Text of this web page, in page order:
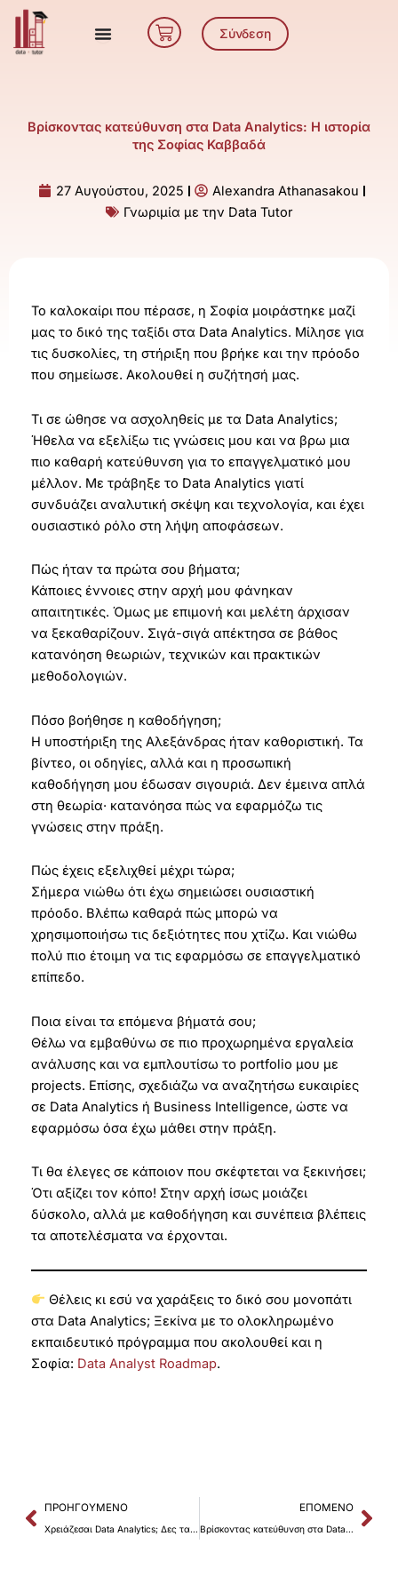
Μετάβαση
περιεχόμενο
Cart Σύνδεση
Βρίσκοντας κατεύθυνση στα Data Analytics: Η ιστορία
της Σοφίας Καββαδά
27 Αυγούστου, 2025
Alexandra Athanasakou
Γνωριμία με την Data Tutor
Το καλοκαίρι που πέρασε, η Σοφία μοιράστηκε μαζί
μας το δικό της ταξίδι στα Data Analytics. Μίλησε για
τις δυσκολίες, τη στήριξη που βρήκε και την πρόοδο
που σημείωσε. Ακολουθεί η συζήτησή μας.
Τι σε ώθησε να ασχοληθείς με τα Data Analytics;
Ήθελα να εξελίξω τις γνώσεις μου και να βρω μια
πιο καθαρή κατεύθυνση για το επαγγελματικό μου
μέλλον. Με τράβηξε το Data Analytics γιατί
συνδυάζει αναλυτική σκέψη και τεχνολογία, και έχει
ουσιαστικό ρόλο στη λήψη αποφάσεων.
Πώς ήταν τα πρώτα σου βήματα;
Κάποιες έννοιες στην αρχή μου φάνηκαν
απαιτητικές. Όμως με επιμονή και μελέτη άρχισαν
να ξεκαθαρίζουν. Σιγά-σιγά απέκτησα σε βάθος
κατανόηση θεωριών, τεχνικών και πρακτικών
μεθοδολογιών.
Πόσο βοήθησε η καθοδήγηση;
Η υποστήριξη της Αλεξάνδρας ήταν καθοριστική. Τα
βίντεο, οι οδηγίες, αλλά και η προσωπική
καθοδήγηση μου έδωσαν σιγουριά. Δεν έμεινα απλά
στη θεωρία· κατανόησα πώς να εφαρμόζω τις
γνώσεις στην πράξη.
Πώς έχεις εξελιχθεί μέχρι τώρα;
Σήμερα νιώθω ότι έχω σημειώσει ουσιαστική
πρόοδο. Βλέπω καθαρά πώς μπορώ να
χρησιμοποιήσω τις δεξιότητες που χτίζω. Και νιώθω
πολύ πιο έτοιμη να τις εφαρμόσω σε επαγγελματικό
επίπεδο.
Ποια είναι τα επόμενα βήματά σου;
Θέλω να εμβαθύνω σε πιο προχωρημένα εργαλεία
ανάλυσης και να εμπλουτίσω το portfolio μου με
projects. Επίσης, σχεδιάζω να αναζητήσω ευκαιρίες
σε Data Analytics ή Business Intelligence, ώστε να
εφαρμόσω όσα έχω μάθει στην πράξη.
Τι θα έλεγες σε κάποιον που σκέφτεται να ξεκινήσει;
Ότι αξίζει τον κόπο! Στην αρχή ίσως μοιάζει
δύσκολο, αλλά με καθοδήγηση και συνέπεια βλέπεις
τα αποτελέσματα να έρχονται.
Θέλεις κι εσύ να χαράξεις το δικό σου μονοπάτι
στα Data Analytics; Ξεκίνα με το ολοκληρωμένο
εκπαιδευτικό πρόγραμμα που ακολουθεί και η
Σοφία: Data Analyst Roadmap.
Prev
ΠΡΟΗΓΟΎΜΕΝΟ
Χρειάζεσαι Data Analytics; Δες τα 5 σημάδια
ΕΠΌΜΕΝΟ
Βρίσκοντας κατεύθυνση στα Data Analytics: Η ιστορία της Αντιγόνης Φραγκιαδουλάκη